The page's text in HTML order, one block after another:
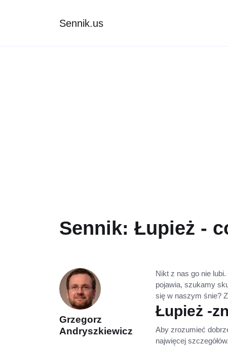
Sennik.us
Sennik: Łupież -
Grzegorz
Andryszkiewicz
Nikt z nas go nie
pojawia, szukamy
się w naszym śnie?
Łupież -
Aby zrozumieć
najwięcej